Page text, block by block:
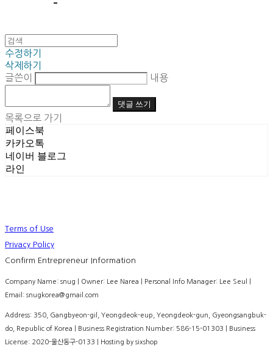
수정하기
삭제하기
글쓴이
내용
댓글 쓰기
목록으로 가기
페이스북
카카오톡
네이버 블로그
라인
Terms of Use
Privacy Policy
Confirm Entrepreneur Information
Company Name: snug | Owner: Lee Narea | Personal Info Manager: Lee Seul |
Email: snugkorea@gmail.com
Address: 350, Gangbyeon-gil, Yeongdeok-eup, Yeongdeok-gun, Gyeongsangbuk-
do, Republic of Korea | Business Registration Number: 586-15-01303 | Business
License: 2020-울산동구-0133 | Hosting by sixshop